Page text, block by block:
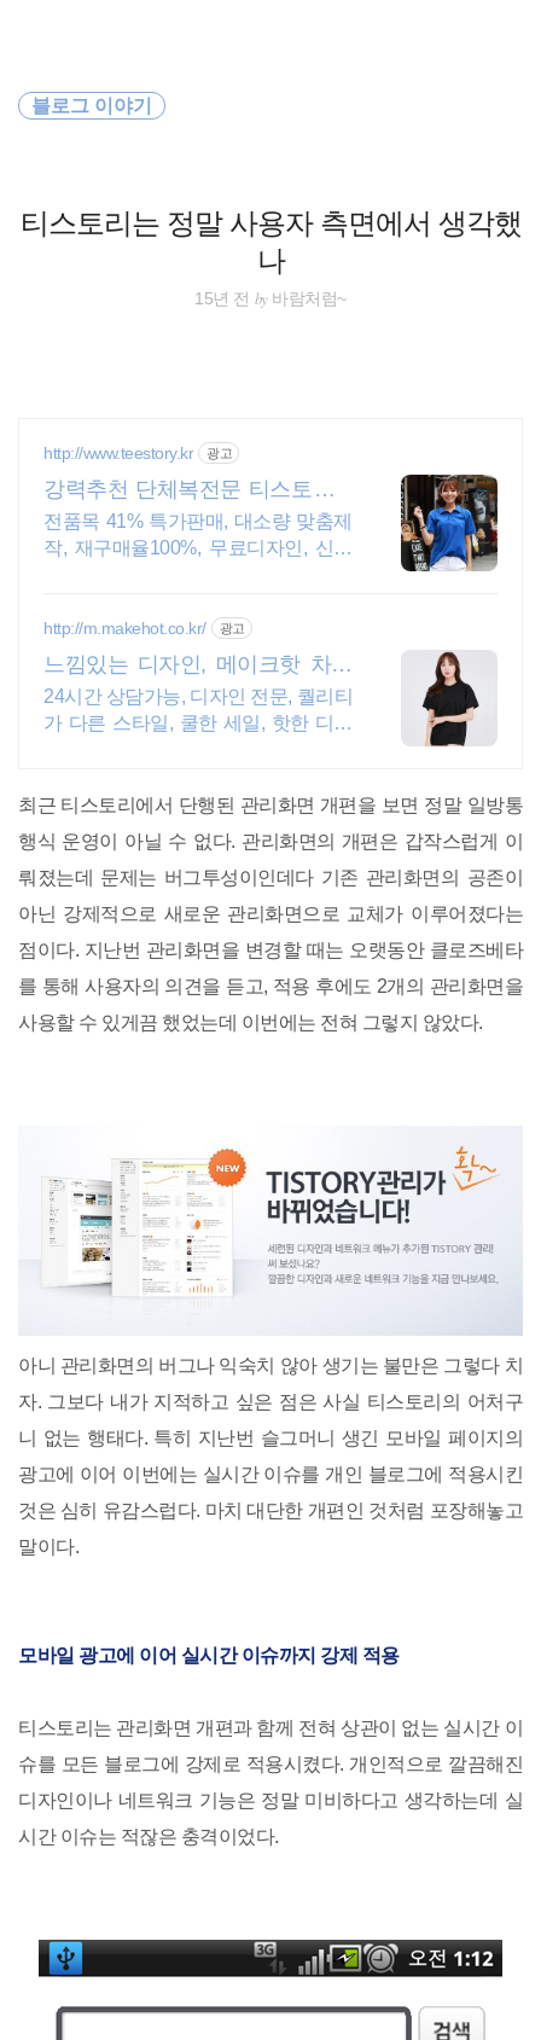
바
로
티스토리는 정말 사용자 측면에서 생각했
나
블로그 이야기
15년 전 by바람처럼~
http://www.teestory.kr 광고
강력추천 단체복전문 티스토리 1
6년 전통의 전문업체
전품목 41% 특가판매, 대소량 맞춤제
작, 재구매율100%, 무료디자인, 신속
http://m.makehot.co.kr/ 광고
느낌있는 디자인, 메이크핫 차별
화되고 세련된 디자인!
24시간 상담가능, 디자인 전문, 퀄리티
가 다른 스타일, 쿨한 세일, 핫한 디자
최근 티스토리에서 단행된 관리화면 개편을 보면 정말 일방통
행식 운영이 아닐 수 없다. 관리화면의 개편은 갑작스럽게 이
뤄졌는데 문제는 버그투성이인데다 기존 관리화면의 공존이
아닌 강제적으로 새로운 관리화면으로 교체가 이루어졌다는
점이다. 지난번 관리화면을 변경할 때는 오랫동안 클로즈베타
를 통해 사용자의 의견을 듣고, 적용 후에도 2개의 관리화면을
사용할 수 있게끔 했었는데 이번에는 전혀 그렇지 않았다.
아니 관리화면의 버그나 익숙치 않아 생기는 불만은 그렇다 치
자. 그보다 내가 지적하고 싶은 점은 사실 티스토리의 어처구
니 없는 행태다. 특히 지난번 슬그머니 생긴 모바일 페이지의
광고에 이어 이번에는 실시간 이슈를 개인 블로그에 적용시킨
것은 심히 유감스럽다. 마치 대단한 개편인 것처럼 포장해놓고
말이다.
모바일 광고에 이어 실시간 이슈까지 강제 적용
티스토리는 관리화면 개편과 함께 전혀 상관이 없는 실시간 이
슈를 모든 블로그에 강제로 적용시켰다. 개인적으로 깔끔해진
디자인이나 네트워크 기능은 정말 미비하다고 생각하는데 실
시간 이슈는 적잖은 충격이었다.
동남아시아
배낭여행
해외여행
호주